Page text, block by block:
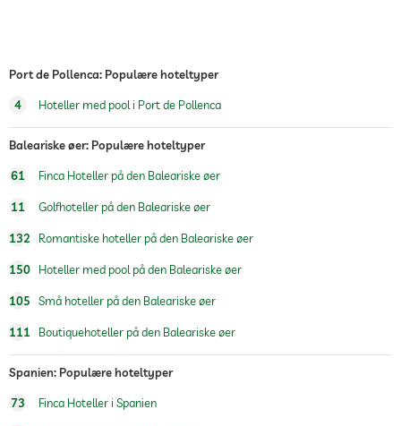
cykeludlejning Mod et gebyr
Tennis
udendørs pool sæsonåben
Vandsport
Dykning
Windsurfing
Vandreture
ridning
Massagetilbud
Port de Pollenca: Populære hoteltyper
4 Hoteller med pool i Port de Pollenca
Baleariske øer: Populære hoteltyper
61 Finca Hoteller på den Baleariske øer
11 Golfhoteller på den Baleariske øer
132 Romantiske hoteller på den Baleariske øer
150 Hoteller med pool på den Baleariske øer
105 Små hoteller på den Baleariske øer
111 Boutiquehoteller på den Baleariske øer
Spanien: Populære hoteltyper
73 Finca Hoteller i Spanien